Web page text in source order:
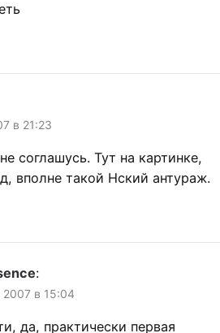
в 21:23
соглашусь. Тут на картинке,
вполне такой Нский антураж.
:
в 15:04
да, практически первая